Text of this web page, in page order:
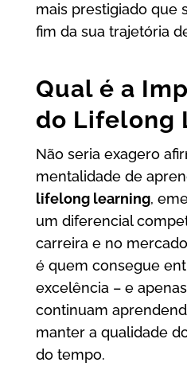
mais prestigiado que
fim da sua trajetória
Qual é a
do Lifelong
Não seria exagero
mentalidade de
lifelong learning,
um diferencial
carreira e no
é quem consegue
excelência – e
continuam
manter a qualidade
do tempo.